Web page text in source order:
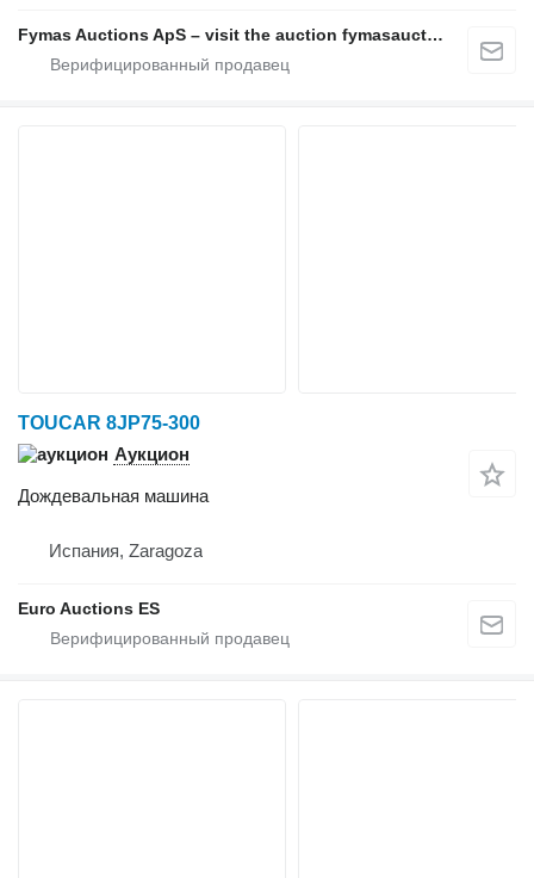
Fymas Auctions ApS – visit the auction fymasauctions.dk
TOUCAR 8JP75-300
Аукцион
Дождевальная машина
Испания, Zaragoza
Euro Auctions ES